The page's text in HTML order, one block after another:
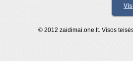
© 2012 zaidimai.one.lt. Visos